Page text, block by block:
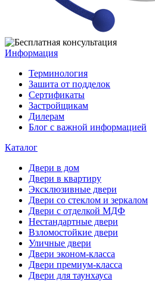
Информация
Терминология
Зашита от подделок
Сертификаты
Застройщикам
Дилерам
Блог с важной информацией
Каталог
Двери в дом
Двери в квартиру
Эксклюзивные двери
Двери со стеклом и зеркалом
Двери с отделкой МДФ
Нестандартные двери
Взломостойкие двери
Уличные двери
Двери эконом-класса
Двери премиум-класса
Двери для таунхауса